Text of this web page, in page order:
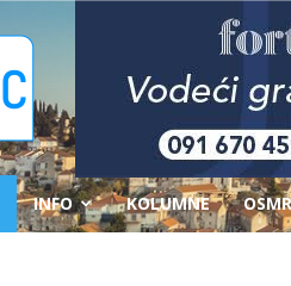
INFO KOLUMNE